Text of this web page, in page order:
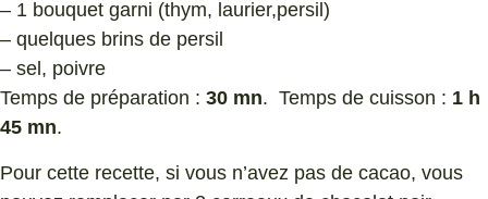
– 1 bouquet garni (thym, laurier,persil)
– quelques brins de persil
– sel, poivre
Temps de préparation : 30 mn. Temps de cuisson : 1 h
45 mn.
Pour cette recette, si vous n’avez pas de cacao, vous